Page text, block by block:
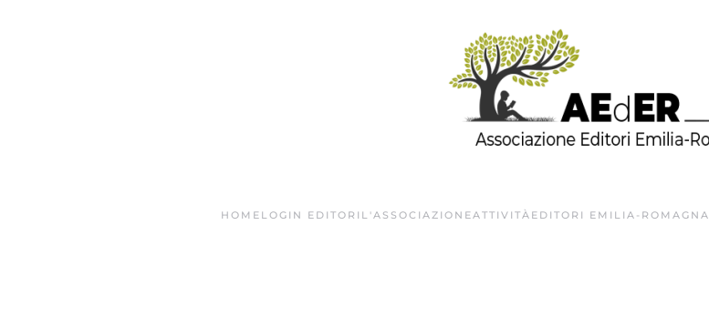
HOME LOGIN EDITORI L'ASSOCIAZIONEATTIVITÀ EDITORI EMILIA-ROMAGNA